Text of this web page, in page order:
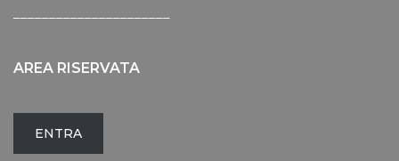
AREA RISERVATA
ENTRA